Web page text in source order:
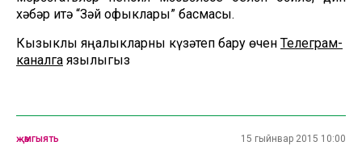
хәбәр итә “Зәй офыклары” басмасы.
Кызыклы яңалыкларны күзәтеп бару өчен Телеграм-
каналга язылыгыз
җәмгыять 15 гыйнвар 2015 10:00